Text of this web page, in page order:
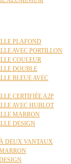
PLAFOND
AVEC PORTILLON
COULEUR
DOUBLE
BLEUE AVEC
CERTIFIÉE A2P
AVEC HUBLOT
MARRON
DESIGN
DEUX VANTAUX